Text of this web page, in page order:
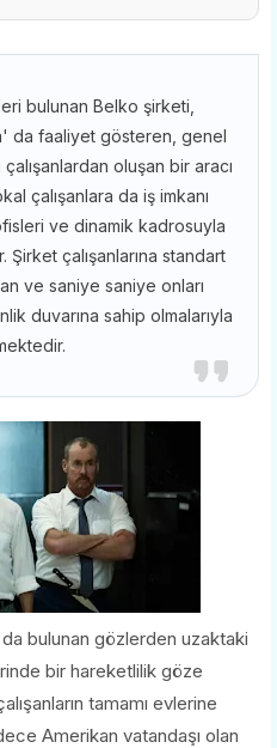
bulunan Belko şirketi,
da faaliyet gösteren, genel
oluşan bir aracı
çalışanlara da iş imkanı
ve dinamik kadrosuyla
çalışanlarına standart
ve saniye saniye onları
duvarına sahip olmalarıyla
bulunan gözlerden uzaktaki
bir hareketlilik göze
tamamı evlerine
Amerikan vatandaşı olan